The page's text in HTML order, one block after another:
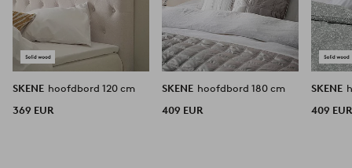
SKENE hoofdbord 120 cm
369 EUR
SKENE hoofdbord 180 cm
409 EUR
SKENE
409 EUR